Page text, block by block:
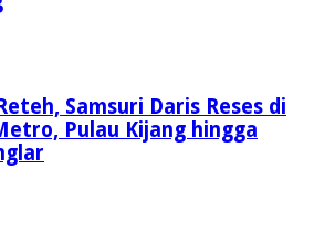
Samsuri Daris Reses di
Pulau Kijang hingga